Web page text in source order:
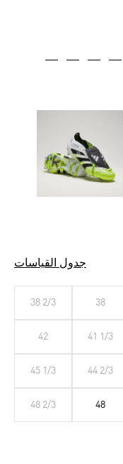
جدول القياسات
38
38 2/3
41 1/3
42
44 2/3
45 1/3
48
48 2/3